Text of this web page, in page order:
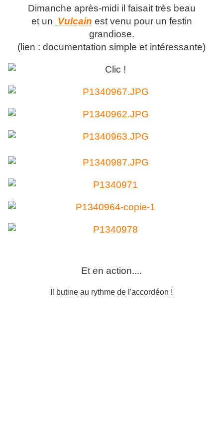
Dimanche après-midi il faisait très beau
et un Vulcain est venu pour un festin
grandiose.
(lien : documentation simple et intéressante)
Et en action....
Il butine au rythme de l'accordéon !